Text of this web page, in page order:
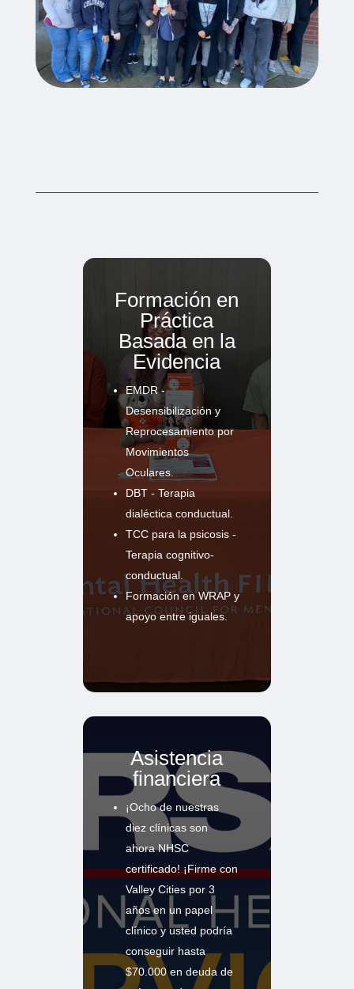
Formación en
Práctica
Basada en la
Evidencia
EMDR -
Desensibilización y
Reprocesamiento por
Movimientos
Oculares.
DBT - Terapia
dialéctica conductual.
TCC para la psicosis -
Terapia cognitivo-
conductual.
Formación en WRAP y
apoyo entre iguales.
Asistencia
financiera
¡Ocho de nuestras
diez clínicas son
ahora NHSC
certificado! ¡Firme con
Valley Cities por 3
años en un papel
clínico y usted podría
conseguir hasta
$70.000 en deuda de